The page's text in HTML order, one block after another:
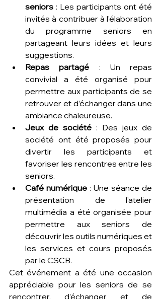
seniors : Les participants ont été
invités à contribuer à l’élaboration
du programme seniors en
partageant leurs idées et leurs
suggestions.
Repas partagé : Un repas
convivial a été organisé pour
permettre aux participants de se
retrouver et d’échanger dans une
ambiance chaleureuse.
Jeux de société : Des jeux de
société ont été proposés pour
divertir les participants et
favoriser les rencontres entre les
seniors.
Café numérique : Une séance de
présentation de l'atelier
multimédia a été organisée pour
permettre aux seniors de
découvrir les outils numériques et
les services et cours proposés
par le CSCB.
Cet événement a été une occasion
appréciable pour les seniors de se
rencontrer, d’échanger et de